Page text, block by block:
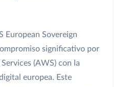
European Sovereign
significativo por
(AWS) con la
europea. Este